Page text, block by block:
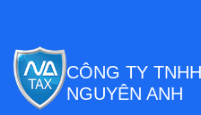
CÔNG TY
NGUYÊN ANH